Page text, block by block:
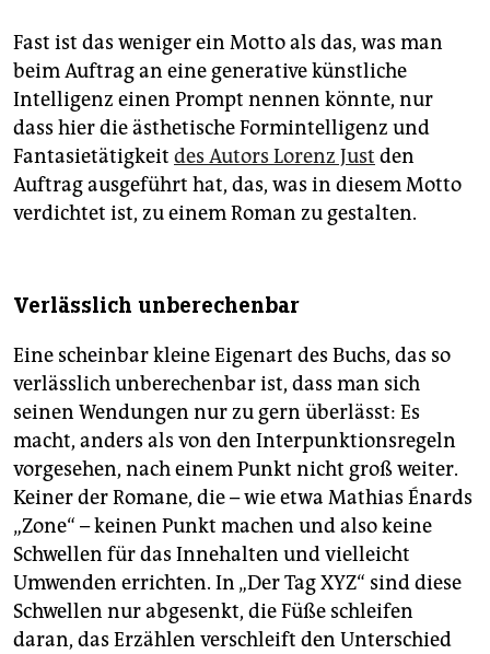
Fast ist das weniger ein Motto als das, was man
beim Auftrag an eine generative künstliche
Intelligenz einen Prompt nennen könnte, nur
dass hier die ästhetische Formintelligenz und
Fantasietätigkeit des Autors Lorenz Just den
Auftrag ausgeführt hat, das, was in diesem Motto
verdichtet ist, zu einem Roman zu gestalten.
Verlässlich unberechenbar
Eine scheinbar kleine Eigenart des Buchs, das so
verlässlich unberechenbar ist, dass man sich
seinen Wendungen nur zu gern überlässt: Es
macht, anders als von den Interpunktionsregeln
vorgesehen, nach einem Punkt nicht groß weiter.
Keiner der Romane, die – wie etwa Mathias Énards
„Zone“ – keinen Punkt machen und also keine
Schwellen für das Innehalten und vielleicht
Umwenden errichten. In „Der Tag XYZ“ sind diese
Schwellen nur abgesenkt, die Füße schleifen
daran, das Erzählen verschleift den Unterschied